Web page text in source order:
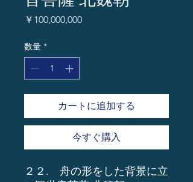
￥100,000,000価
数量 *
カートに追加する
今すぐ購入
２２. 舟の形をした背景に立